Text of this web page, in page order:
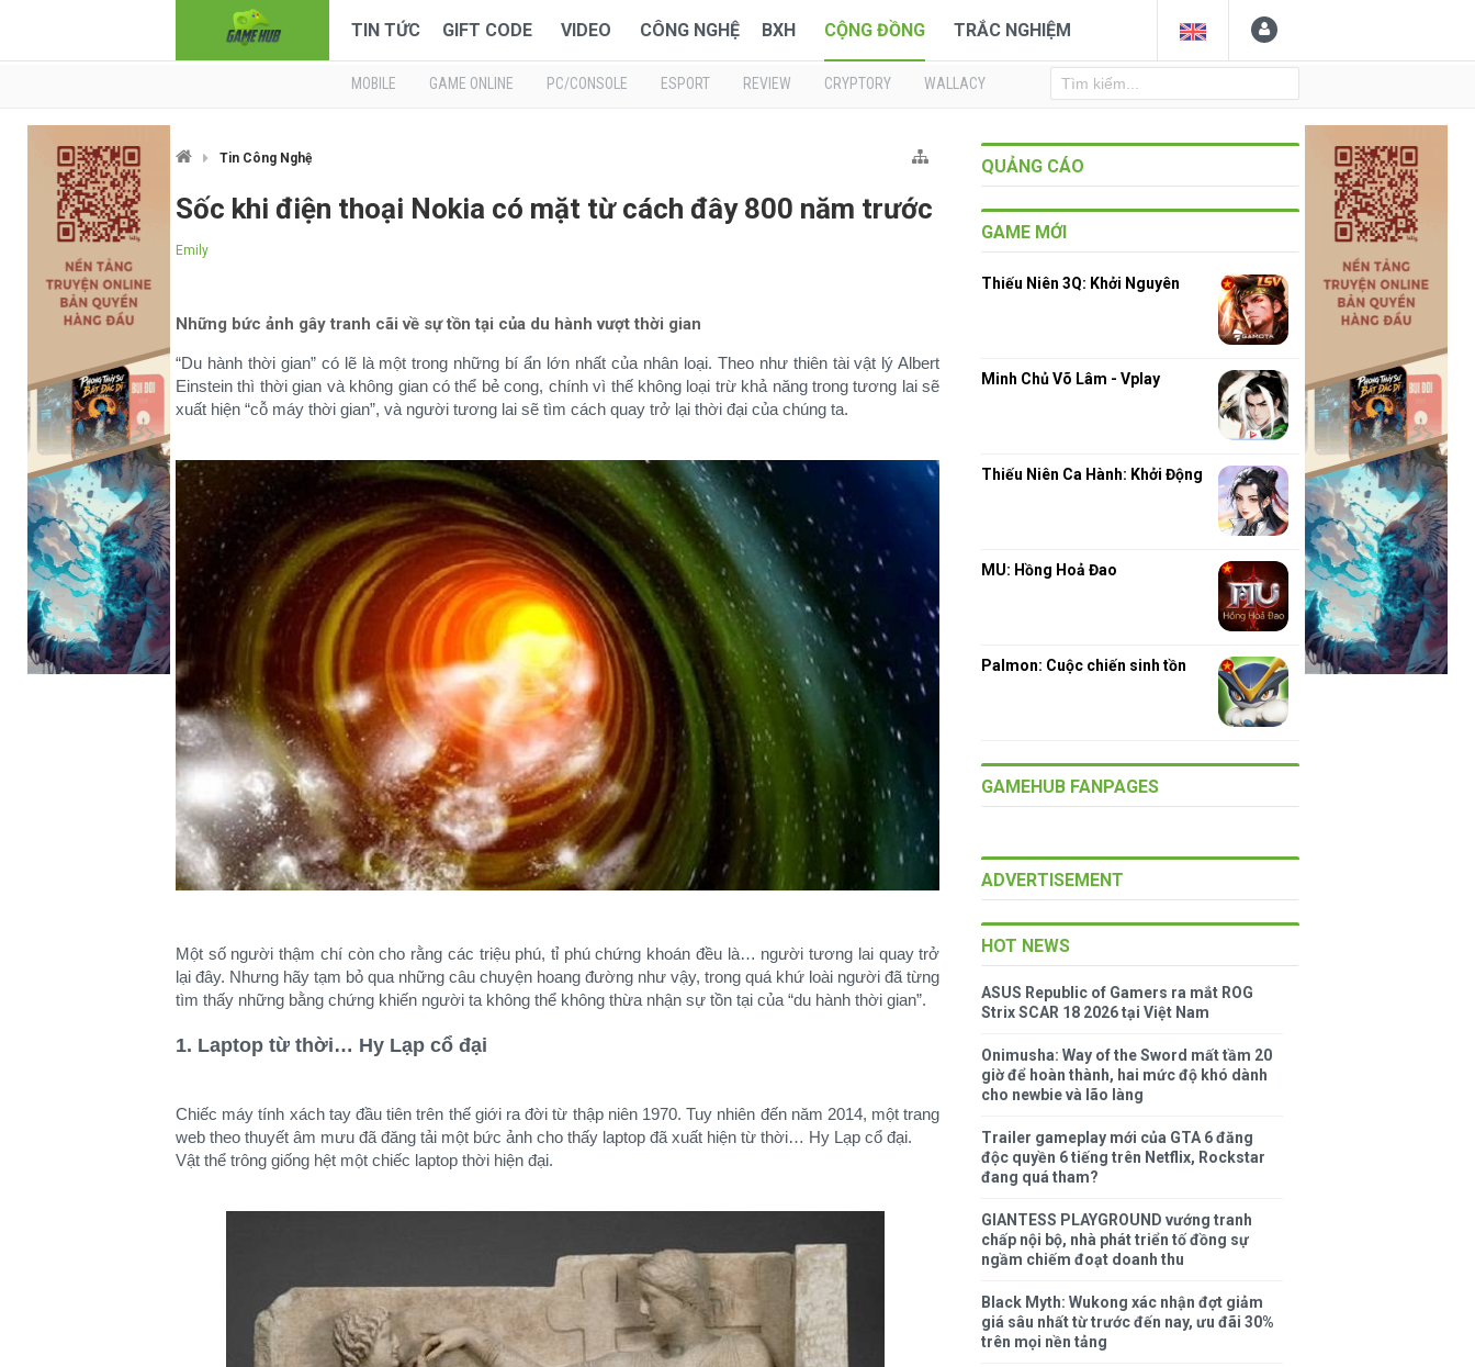
TIN TỨC GIFT CODE VIDEO CÔNG NGHỆ BXH CỘNG ĐỒNG TRẮC NGHIỆM
MOBILE GAME ONLINE PC/CONSOLE ESPORT REVIEW CRYPTORY WALLACY
Tin Công Nghệ
Sốc khi điện thoại Nokia có mặt từ cách đây 800 năm trước
Emily
Những bức ảnh gây tranh cãi về sự tồn tại của du hành vượt thời gian
“Du hành thời gian” có lẽ là một trong những bí ẩn lớn nhất của nhân loại. Theo như thiên tài vật lý Albert
Einstein thì thời gian và không gian có thể bẻ cong, chính vì thế không loại trừ khả năng trong tương lai sẽ
xuất hiện “cỗ máy thời gian”, và người tương lai sẽ tìm cách quay trở lại thời đại của chúng ta.
Một số người thậm chí còn cho rằng các triệu phú, tỉ phú chứng khoán đều là… người tương lai quay trở
lại đây. Nhưng hãy tạm bỏ qua những câu chuyện hoang đường như vậy, trong quá khứ loài người đã từng
tìm thấy những bằng chứng khiến người ta không thể không thừa nhận sự tồn tại của “du hành thời gian”.​
1. Laptop từ thời… Hy Lạp cổ đại
Chiếc máy tính xách tay đầu tiên trên thế giới ra đời từ thập niên 1970. Tuy nhiên đến năm 2014, một trang
web theo thuyết âm mưu đã đăng tải một bức ảnh cho thấy laptop đã xuất hiện từ thời… Hy Lạp cổ đại.
Vật thể trông giống hệt một chiếc laptop thời hiện đại.
QUẢNG CÁO
GAME MỚI
Thiếu Niên 3Q: Khởi Nguyên
Minh Chủ Võ Lâm - Vplay
Thiếu Niên Ca Hành: Khởi Động
MU: Hồng Hoả Đao
Palmon: Cuộc chiến sinh tồn
GAMEHUB FANPAGES
ADVERTISEMENT
HOT NEWS
ASUS Republic of Gamers ra mắt ROG
Strix SCAR 18 2026 tại Việt Nam
Onimusha: Way of the Sword mất tầm 20
giờ để hoàn thành, hai mức độ khó dành
cho newbie và lão làng
Trailer gameplay mới của GTA 6 đăng
độc quyền 6 tiếng trên Netflix, Rockstar
đang quá tham?
GIANTESS PLAYGROUND vướng tranh
chấp nội bộ, nhà phát triển tố đồng sự
ngầm chiếm đoạt doanh thu
Black Myth: Wukong xác nhận đợt giảm
giá sâu nhất từ trước đến nay, ưu đãi 30%
trên mọi nền tảng